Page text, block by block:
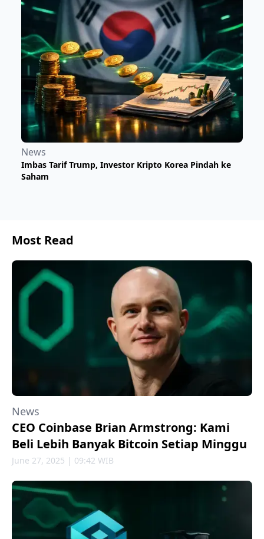
News
Imbas Tarif Trump, Investor Kripto Korea Pindah ke
Saham
Most Read
News
CEO Coinbase Brian Armstrong: Kami
Beli Lebih Banyak Bitcoin Setiap Minggu
June 27, 2025 | 09:42 WIB